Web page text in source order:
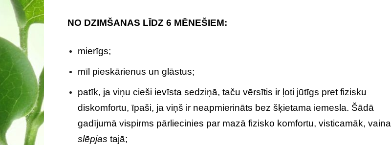
NO DZIMŠANAS LĪDZ 6 MĒNEŠIEM:
mierīgs;
mīl pieskārienus un glāstus;
patīk, ja viņu cieši ievīsta sedziņā, taču vērsītis ir ļoti jūtīgs pret fizisku
diskomfortu, īpaši, ja viņš ir neapmierināts bez šķietama iemesla. Šādā
gadījumā vispirms pārliecinies par mazā fizisko komfortu, visticamāk, vaina
slēpjas tajā;